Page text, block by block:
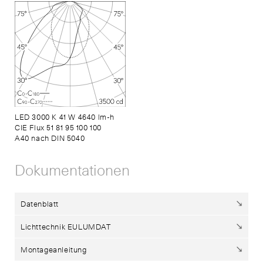
LED 3000 K 41 W 4640 lm-h
CIE Flux 51 81 95 100 100
A40 nach DIN 5040
Dokumentationen
Datenblatt
Lichttechnik EULUMDAT
Montageanleitung